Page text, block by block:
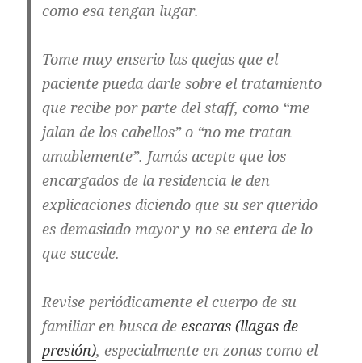
como esa tengan lugar.
Tome muy enserio las quejas que el
paciente pueda darle sobre el tratamiento
que recibe por parte del staff, como “me
jalan de los cabellos” o “no me tratan
amablemente”. Jamás acepte que los
encargados de la residencia le den
explicaciones diciendo que su ser querido
es demasiado mayor y no se entera de lo
que sucede.
Revise periódicamente el cuerpo de su
familiar en busca deescaras (llagas de
presión), especialmente en zonas como el